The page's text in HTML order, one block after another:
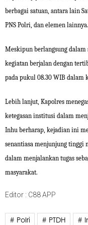
berbagai satuan, antara lain
PNS Polri, dan elemen lainnya.
Meskipun berlangsung
kegiatan berjalan dengan
pada pukul 08.30 WIB dalam
Lebih lanjut, Kapolres
ketegasan institusi dalam
Inhu berharap, kejadian ini
senantiasa menjunjung
dalam menjalankan tugas
masyarakat.
Editor : C88 APP
# Polri # PTDH #